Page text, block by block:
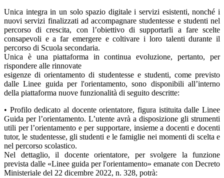
Unica integra in un solo spazio digitale i servizi esistenti, nonché i
nuovi servizi finalizzati ad accompagnare studentesse e studenti nel
percorso di crescita, con l’obiettivo di supportarli a fare scelte
consapevoli e a far emergere e coltivare i loro talenti durante il
percorso di Scuola secondaria.
Unica è una piattaforma in continua evoluzione, pertanto, per
rispondere alle rinnovate
esigenze di orientamento di studentesse e studenti, come previsto
dalle Linee guida per l'orientamento, sono disponibili all’interno
della piattaforma nuove funzionalità di seguito descritte:
• Profilo dedicato al docente orientatore, figura istituita dalle Linee
Guida per l’orientamento. L’utente avrà a disposizione gli strumenti
utili per l’orientamento e per supportare, insieme a docenti e docenti
tutor, le studentesse, gli studenti e le famiglie nei momenti di scelta e
nel percorso scolastico.
Nel dettaglio, il docente orientatore, per svolgere la funzione
prevista dalle «Linee guida per l'orientamento» emanate con Decreto
Ministeriale del 22 dicembre 2022, n. 328, potrà: